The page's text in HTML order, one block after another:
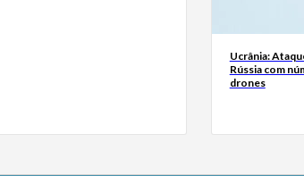
Ucrânia:
Rússia com
drones